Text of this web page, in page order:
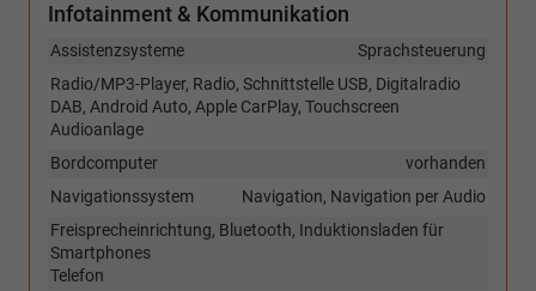
Infotainment & Kommunikation
Sprachsteuerung
Assistenzsysteme
Radio/MP3-Player, Radio, Schnittstelle USB, Digitalradio
DAB, Android Auto, Apple CarPlay, Touchscreen
Audioanlage
vorhanden
Bordcomputer
Navigation, Navigation per Audio
Navigationssystem
Freisprecheinrichtung, Bluetooth, Induktionsladen für
Smartphones
Telefon